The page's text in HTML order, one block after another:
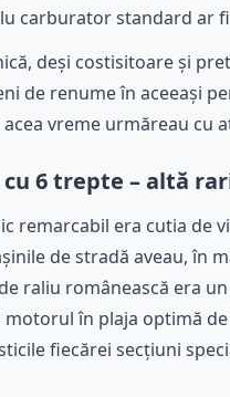
carburator standard ar
deși costisitoare și
de renume în aceeași
vreme urmăreau cu
6 trepte – altă
remarcabil era cutia de
de stradă aveau, în
raliu românească era
în plaja optimă
fiecărei secțiuni